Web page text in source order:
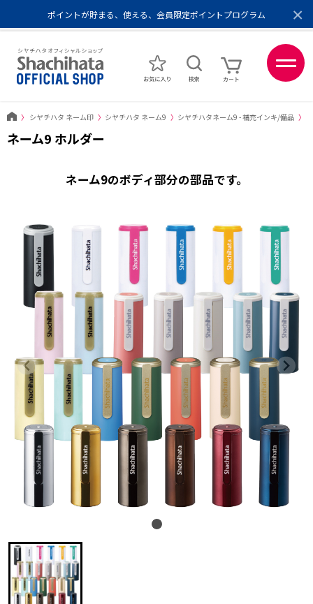
ポイントが貯まる、使える、会員限定ポイントプログラム
メール便1,500円以上 / 宅配便3,500円以上のお買い物で送料無料
あなたに最適なスタンプをシヤチハタがレコメンド
〉 シヤチハタ ネーム印 〉 シヤチハタ ネーム9 〉 シヤチハタネーム9 - 補充インキ/備品 〉
ネーム9 ホルダー
×
ネーム9のボディ部分の部品です。